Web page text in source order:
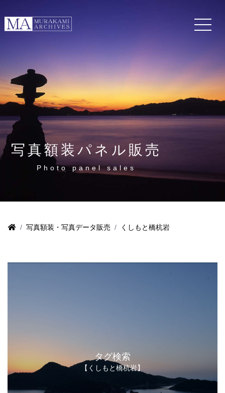
写真額装パネル販売
Photo panel sales
写真額装・写真データ販売 くしもと橋杭岩
タグ検索
【くしもと橋杭岩】